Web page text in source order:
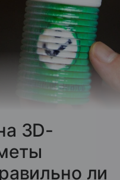
3D-
ли